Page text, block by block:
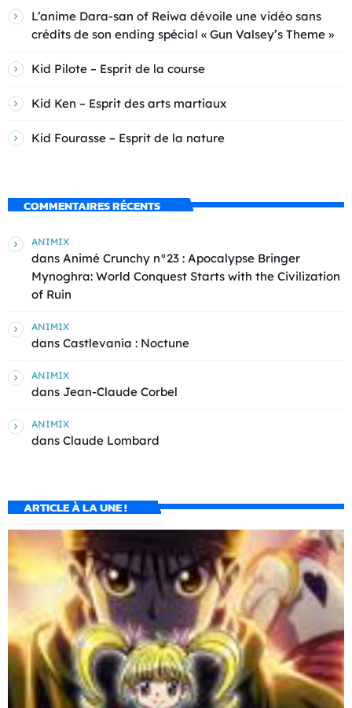
L’anime Dara-san of Reiwa dévoile une vidéo sans
crédits de son ending spécial « Gun Valsey’s Theme »
Kid Pilote – Esprit de la course
Kid Ken – Esprit des arts martiaux
Kid Fourasse – Esprit de la nature
COMMENTAIRES RÉCENTS
ANIMIX
dans Animé Crunchy n°23 : Apocalypse Bringer
Mynoghra: World Conquest Starts with the Civilization
of Ruin
ANIMIX
dans Castlevania : Noctune
ANIMIX
dans Jean-Claude Corbel
ANIMIX
dans Claude Lombard
ARTICLE À LA UNE !